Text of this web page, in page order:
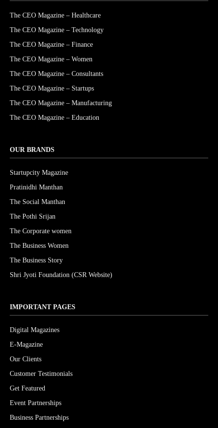
The CEO Magazine – Healthcare
The CEO Magazine – Technology
The CEO Magazine – Finance
The CEO Magazine – Women
The CEO Magazine – Consultants
The CEO Magazine – Startups
The CEO Magazine – Manufacturing
The CEO Magazine – Education
OUR BRANDS
Startupcity Magazine
Pratinidhi Manthan
The Social Manthan
The Pothi Srijan
The Corporate women
The Business Women
The Business Story
Shri Jyoti Foundation (CSR Website)
IMPORTANT PAGES
Digital Magazines
E-Magazine
Our Clients
Customer Testimonials
Get Featured
Event Partnerships
Business Partnerships